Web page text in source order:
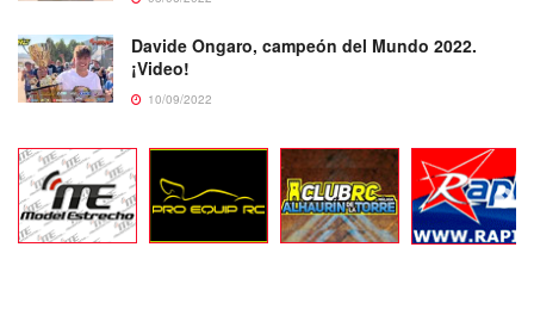
Davide Ongaro, campeón del Mundo 2022.
¡Video!
10/09/2022